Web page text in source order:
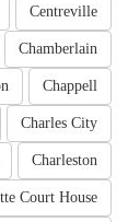
Centreville
Chamberlain
Chappell
Charles City
Charleston
Court House